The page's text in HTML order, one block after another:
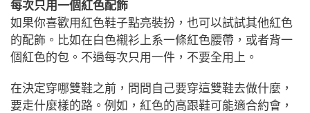
每次只用一個紅色配飾
如果你喜歡用紅色鞋子點亮裝扮，也可以試試其他紅色
的配飾。比如在白色襯衫上系一條紅色腰帶，或者背一
個紅色的包。不過每次只用一件，不要全用上。
在決定穿哪雙鞋之前，問問自己要穿這雙鞋去做什麼，
要走什麼樣的路。例如，紅色的高跟鞋可能適合約會，